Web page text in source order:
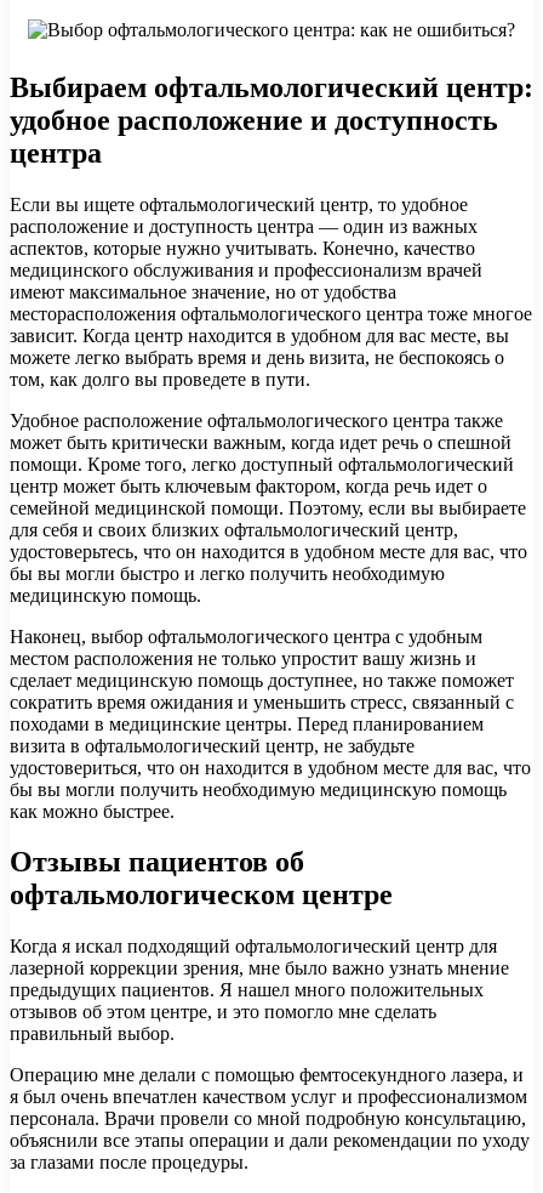
Выбираем офтальмологический центр:
удобное расположение и доступность
центра
Если вы ищете офтальмологический центр, то удобное
расположение и доступность центра — один из важных
аспектов, которые нужно учитывать. Конечно, качество
медицинского обслуживания и профессионализм врачей
имеют максимальное значение, но от удобства
месторасположения офтальмологического центра тоже многое
зависит. Когда центр находится в удобном для вас месте, вы
можете легко выбрать время и день визита, не беспокоясь о
том, как долго вы проведете в пути.
Удобное расположение офтальмологического центра также
может быть критически важным, когда идет речь о спешной
помощи. Кроме того, легко доступный офтальмологический
центр может быть ключевым фактором, когда речь идет о
семейной медицинской помощи. Поэтому, если вы выбираете
для себя и своих близких офтальмологический центр,
удостоверьтесь, что он находится в удобном месте для вас, что
бы вы могли быстро и легко получить необходимую
медицинскую помощь.
Наконец, выбор офтальмологического центра с удобным
местом расположения не только упростит вашу жизнь и
сделает медицинскую помощь доступнее, но также поможет
сократить время ожидания и уменьшить стресс, связанный с
походами в медицинские центры. Перед планированием
визита в офтальмологический центр, не забудьте
удостовериться, что он находится в удобном месте для вас, что
бы вы могли получить необходимую медицинскую помощь
как можно быстрее.
Отзывы пациентов об
офтальмологическом центре
Когда я искал подходящий офтальмологический центр для
лазерной коррекции зрения, мне было важно узнать мнение
предыдущих пациентов. Я нашел много положительных
отзывов об этом центре, и это помогло мне сделать
правильный выбор.
Операцию мне делали с помощью фемтосекундного лазера, и
я был очень впечатлен качеством услуг и профессионализмом
персонала. Врачи провели со мной подробную консультацию,
объяснили все этапы операции и дали рекомендации по уходу
за глазами после процедуры.